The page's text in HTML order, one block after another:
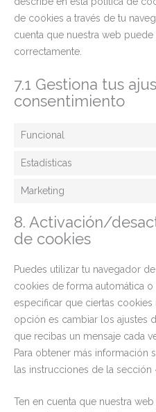
de cookies a través de tu
cuenta que nuestra web
correctamente.
7.1 Gestiona tus
consentimiento
Funcional
Estadísticas
Marketing
8. Activación/
de cookies
Puedes utilizar tu navegador
cookies de forma automática
especificar que ciertas
opción es cambiar los ajustes
que recibas un mensaje cada
Para obtener más información
las instrucciones de la sección
Ten en cuenta que nuestra